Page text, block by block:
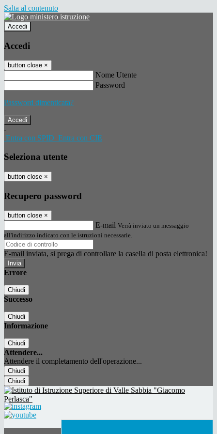
Salta al contenuto
Accedi
Accedi
button close ×
Nome Utente
Password
Password dimenticata?
-
Entra con SPID Entra con CIE
Seleziona utente
button close ×
Recupero password
button close ×
E-mail Verrà inviato un messaggio
all'indirizzo indicato con le istruzioni necessarie.
E-mail inviata, si prega di controllare la casella di posta elettronica!
Errore
Chiudi
Successo
Chiudi
Informazione
Chiudi
Attendere...
Attendere il completamento dell'operazione...
Chiudi
Chiudi